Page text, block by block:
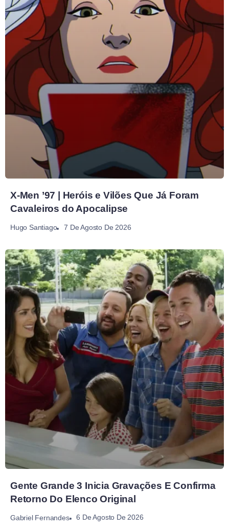
X-Men ’97 | Heróis e Vilões Que Já Foram
Cavaleiros do Apocalipse
Hugo Santiago 7 De Agosto De 2026
Gente Grande 3 Inicia Gravações E Confirma
Retorno Do Elenco Original
Gabriel Fernandes 6 De Agosto De 2026